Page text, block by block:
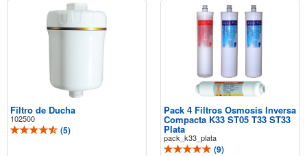
Filtro de Ducha
102500
(5)
Pack 4 Filtros Osmosis Inversa
Compacta K33 ST05 T33 ST33
Plata
pack_k33_plata
(9)